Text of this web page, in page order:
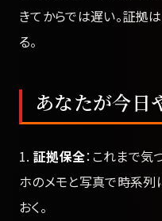
きてからでは遅い。証拠
る。
あなたが今日
1. 証拠保全：これまで気
ホのメモと写真で時系列
おく。